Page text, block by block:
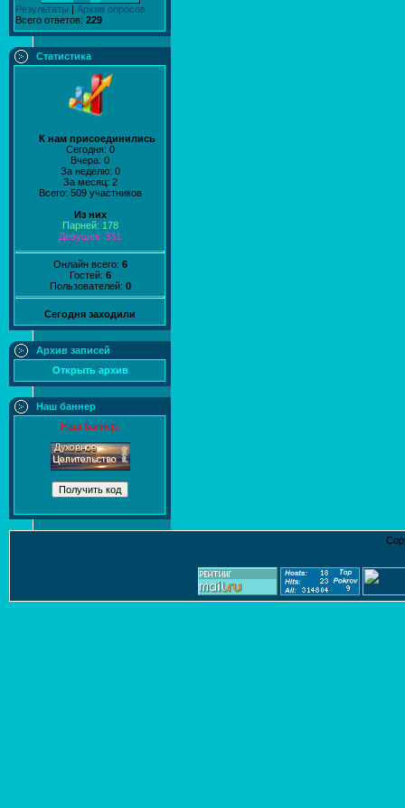
Результаты | Архив опросов
Всего ответов: 229
Статистика
К нам присоединились
Сегодня: 0
Вчера: 0
За неделю: 0
За месяц: 2
Всего: 509 участников
Из них
Парней: 178
Девушек: 331
Онлайн всего: 6
Гостей: 6
Пользователей: 0
Сегодня заходили
Архив записей
Открыть архив
Наш баннер
Наш баннер: